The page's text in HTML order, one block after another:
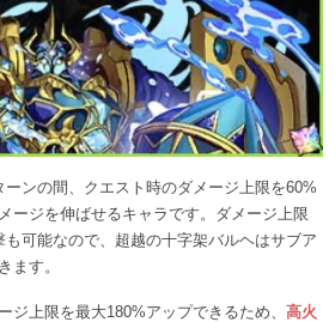
ンの間、クエスト時のダメージ上限を60%
ージを伸ばせるキャラです。ダメージ上限
可能なので、超越の十字架バルヘはサブア
ます。
ジ上限を最大180%アップできるため、 高火